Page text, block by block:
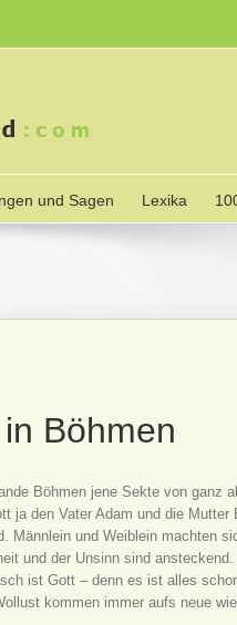
und Sagen Lexika
Böhmen
Böhmen jene Sekte von
ja den Vater Adam und die
Männlein und Weiblein machten
und der Unsinn sind
ist Gott – denn es ist alles
kommen immer aufs neue